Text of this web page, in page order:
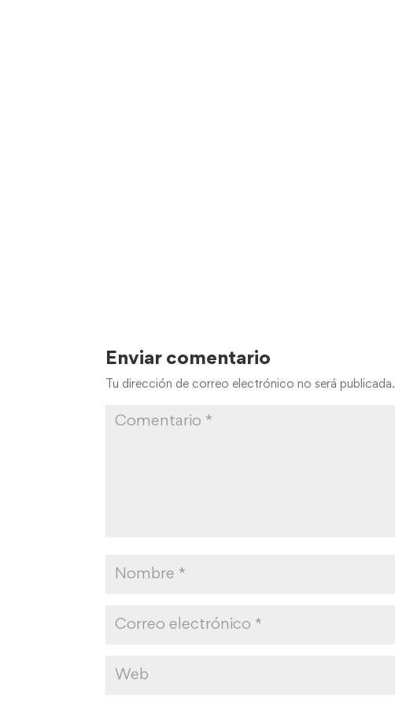
Enviar comentario
Tu dirección de correo electrónico no será publicada.